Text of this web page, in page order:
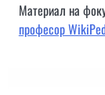
Материал на
професор